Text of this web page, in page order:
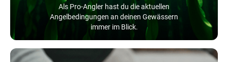
Als Pro-Angler hast du die aktuellen
Angelbedingungen an deinen Gewässern
immer im Blick.